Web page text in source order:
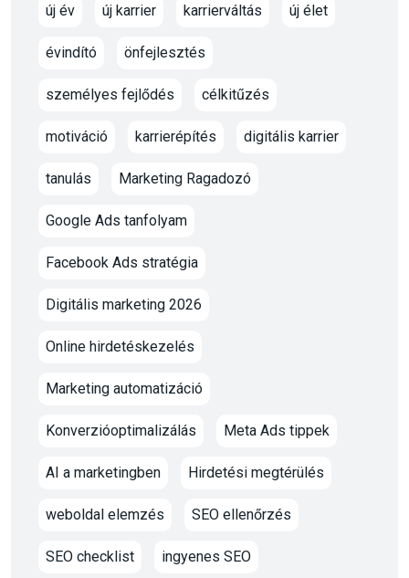
új év új karrier karrierváltás új élet
évindító önfejlesztés
személyes fejlődés célkitűzés
motiváció karrierépítés digitális karrier
tanulás Marketing Ragadozó
Google Ads tanfolyam
Facebook Ads stratégia
Digitális marketing 2026
Online hirdetéskezelés
Marketing automatizáció
Konverzióoptimalizálás Meta Ads tippek
AI a marketingben Hirdetési megtérülés
weboldal elemzés SEO ellenőrzés
SEO checklist ingyenes SEO